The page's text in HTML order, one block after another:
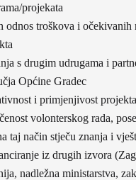
projekata
odnos troškova i očekivanih
s drugim udrugama i
Općine Gradec
i primjenjivost
volonterskog rada,
taj način stječu znanja i
iz drugih izvora
nadležna ministarstva,